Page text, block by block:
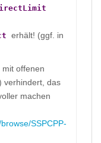
erhält! (ggf. in
offenen
verhindert, das
machen
SSPCPP-